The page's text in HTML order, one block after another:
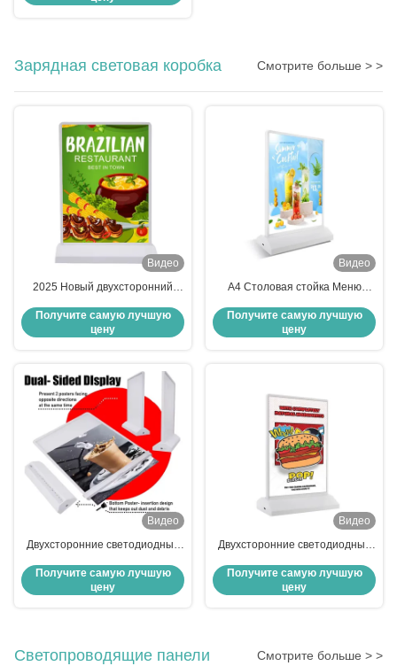
Зарядная световая коробка Смотрите больше > >
Видео
2025 Новый двухсторонний
световой ящик для рекламных
щитов
Получите самую лучшую
цену
Видео
А4 Столовая стойка Меню
реклама Перезаряжаемая
лампочка
Получите самую лучшую
цену
Видео
Двухсторонние светодиодные
перезаряжаемые для
ресторанов
Получите самую лучшую
цену
Видео
Двухсторонние светодиодные
для перезаряжаемого меню
ресторана
Получите самую лучшую
цену
Светопроводящие панели Смотрите больше > >